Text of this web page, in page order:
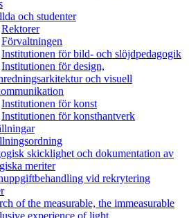
och studenter
Rektorer
Förvaltningen
Institutionen för bild- och slöjdpedagogik
Institutionen för design,
och visuell
Institutionen för konst
Institutionen för konsthantverk
skicklighet och dokumentation av
meriter
vid rekrytering
of the measurable, the immeasurable
experience of light